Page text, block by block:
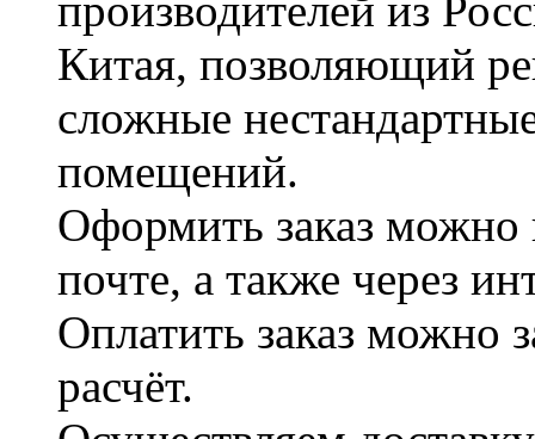
Китая, позволяющий
сложные
помещений.
Оформить заказ можно
почте, а также через
Оплатить заказ можно
расчёт.